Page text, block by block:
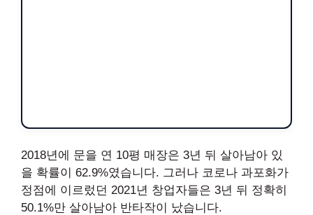
2018년에 문을 연 10평 매장은 3년 뒤 살아남아 있
을 확률이 62.9%였습니다. 그러나 코로나 과포화가
정점에 이르렀던 2021년 창업자들은 3년 뒤 정확히
50.1%만 살아남아 반타작이 났습니다.